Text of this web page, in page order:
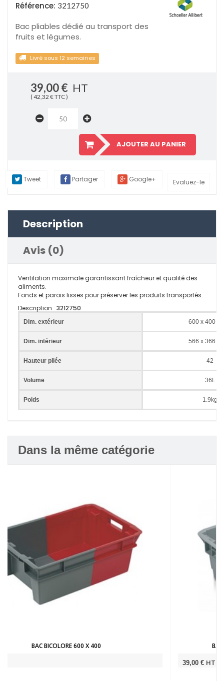
Référence: 3212750
Bac pliables dédié au transport des
fruits et légumes.
Livré sous 12 semaines
39,00 € HT
( 42,32 € TTC )
AJOUTER AU PANIER
Evaluez-le
Tweet Partager Google+
Description
Avis (0)
Ventilation maximale garantissant fraîcheur et qualité des
aliments.
Fonds et parois lisses pour préserver les produits transportés.
Description : 3212750
Dim. extérieur 600 x 400 x
Dim. intérieur 566 x 366 x
Hauteur pliée 42
Volume 36L
Poids 1.9kg
Dans la même catégorie
BAC BICOLORE VENTILÉ 180° 600 X 400 X